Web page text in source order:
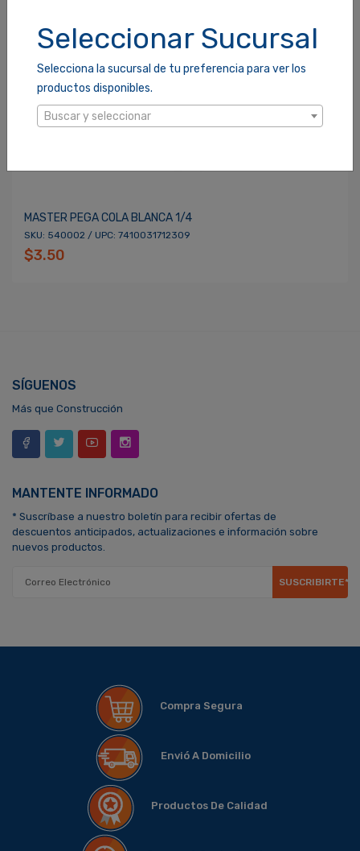
Seleccionar Sucursal
Selecciona la sucursal de tu preferencia para ver los
productos disponibles.
Buscar y seleccionar
MASTER PEGA COLA BLANCA 1/4
SKU: 540002 / UPC: 7410031712309
$3.50
SÍGUENOS
Más que Construcción
MANTENTE INFORMADO
* Suscríbase a nuestro boletín para recibir ofertas de
descuentos anticipados, actualizaciones e información sobre
nuevos productos.
SUSCRIBIRTE*
Compra Segura
Envió A Domicilio
Productos De Calidad